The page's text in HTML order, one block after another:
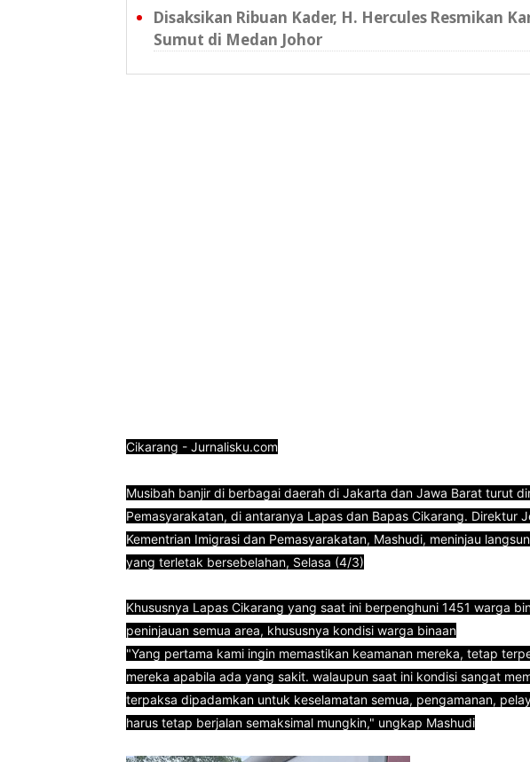
Disaksikan Ribuan Kader, H. Hercules Resmikan
Sumut di Medan Johor
Cikarang - Jurnalisku.com
Musibah banjir di berbagai daerah di Jakarta dan Jawa Barat turut
Pemasyarakatan, di antaranya Lapas dan Bapas Cikarang. Direktur
Kementrian Imigrasi dan Pemasyarakatan, Mashudi, meninjau
yang terletak bersebelahan, Selasa (4/3)
Khususnya Lapas Cikarang yang saat ini berpenghuni 1451 warga
peninjauan semua area, khususnya kondisi warga binaan
"Yang pertama kami ingin memastikan keamanan mereka, tetap
mereka apabila ada yang sakit. walaupun saat ini kondisi sangat
terpaksa dipadamkan untuk keselamatan semua, pengamanan,
harus tetap berjalan semaksimal mungkin," ungkap Mashudi